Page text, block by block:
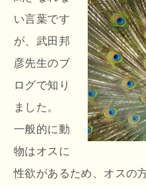
い言葉です
が、武田邦
彦先生のブ
ログで知り
ました。
一般的に動
物はオスに
性欲があるため、オスの